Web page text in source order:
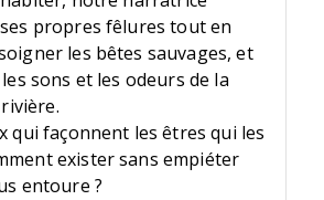
propres fêlures tout en
les bêtes sauvages, et
sons et les odeurs de la
qui façonnent les êtres qui les
exister sans empiéter
entoure ?